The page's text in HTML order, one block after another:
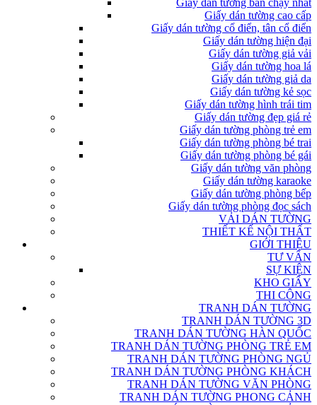
Giấy dán tường bán chạy nhất
Giấy dán tường cao cấp
Giấy dán tường cổ điển, tân cổ điển
Giấy dán tường hiện đại
Giấy dán tường giả vải
Giấy dán tường hoa lá
Giấy dán tường giả da
Giấy dán tường kẻ sọc
Giấy dán tường hình trái tim
Giấy dán tường đẹp giá rẻ
Giấy dán tường phòng trẻ em
Giấy dán tường phòng bé trai
Giấy dán tường phòng bé gái
Giấy dán tường văn phòng
Giấy dán tường karaoke
Giấy dán tường phòng bếp
Giấy dán tường phòng đọc sách
VẢI DÁN TƯỜNG
THIẾT KẾ NỘI THẤT
GIỚI THIỆU
TƯ VẤN
SỰ KIỆN
KHO GIẤY
THI CÔNG
TRANH DÁN TƯỜNG
TRANH DÁN TƯỜNG 3D
TRANH DÁN TƯỜNG HÀN QUỐC
TRANH DÁN TƯỜNG PHÒNG TRẺ EM
TRANH DÁN TƯỜNG PHÒNG NGỦ
TRANH DÁN TƯỜNG PHÒNG KHÁCH
TRANH DÁN TƯỜNG VĂN PHÒNG
TRANH DÁN TƯỜNG PHONG CẢNH